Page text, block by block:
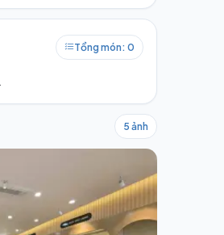
Tổng món: 0
5 ảnh